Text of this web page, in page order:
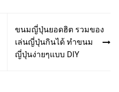
ขนมญี่ปุ่นยอดฮิต รวมของ
เล่นญี่ปุ่นกินได้ ทำขนม
ญี่ปุ่นง่ายๆแบบ DIY